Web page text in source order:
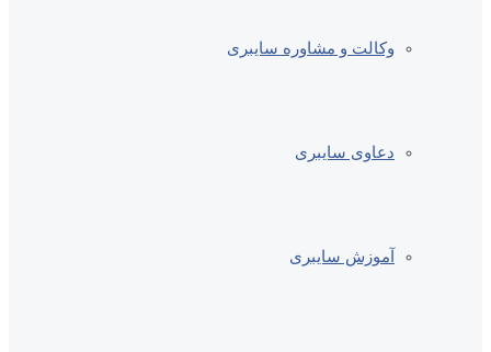
وکالت و مشاوره سایبری
دعاوی سایبری
آموزش سایبری